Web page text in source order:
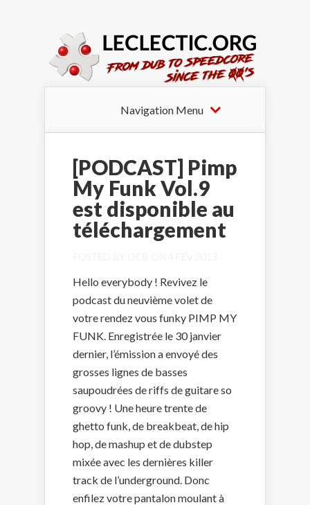
Navigation Menu
[PODCAST] Pimp
My Funk Vol.9
est disponible au
téléchargement
POSTED BY OCB ON 4 FÉV 2013
Hello everybody ! Revivez le
podcast du neuvième volet de
votre rendez vous funky PIMP MY
FUNK. Enregistrée le 30 janvier
dernier, l’émission a envoyé des
grosses lignes de basses
saupoudrées de riffs de guitare so
groovy ! Une heure trente de
ghetto funk, de breakbeat, de hip
hop, de mashup et de dubstep
mixée avec les dernières killer
track de l’underground. Donc
enfilez votre pantalon moulant à